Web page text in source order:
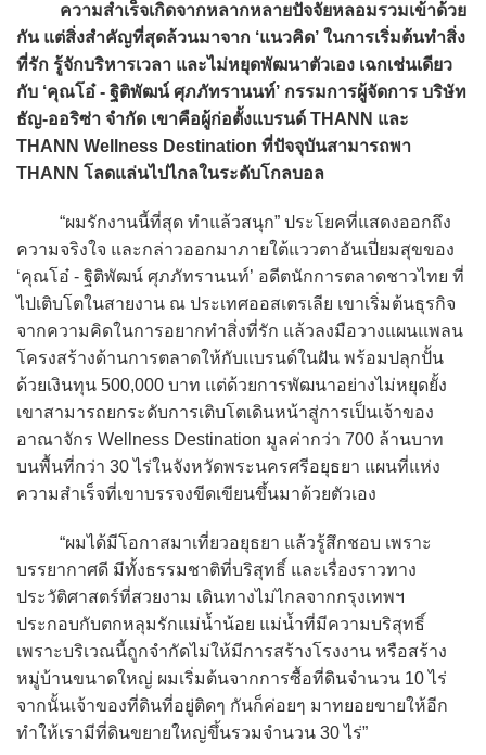
ความสำเร็จเกิดจากหลากหลายปัจจัยหลอมรวมเข้าด้วย
กัน แต่สิ่งสำคัญที่สุดล้วนมาจาก ‘แนวคิด’ ในการเริ่มต้นทำสิ่ง
ที่รัก รู้จักบริหารเวลา และไม่หยุดพัฒนาตัวเอง เฉกเช่นเดียว
กับ ‘คุณโอ๋ - ฐิติพัฒน์ ศุภภัทรานนท์’ กรรมการผู้จัดการ บริษัท
ธัญ-ออริซ่า จำกัด เขาคือผู้ก่อตั้งแบรนด์ THANN และ
THANN Wellness Destination ที่ปัจจุบันสามารถพา
THANN โลดแล่นไปไกลในระดับโกลบอล
“ผมรักงานนี้ที่สุด ทำแล้วสนุก” ประโยคที่แสดงออกถึง
ความจริงใจ และกล่าวออกมาภายใต้แววตาอันเปี่ยมสุขของ
‘คุณโอ๋ - ฐิติพัฒน์ ศุภภัทรานนท์’ อดีตนักการตลาดชาวไทย ที่
ไปเติบโตในสายงาน ณ ประเทศออสเตรเลีย เขาเริ่มต้นธุรกิจ
จากความคิดในการอยากทำสิ่งที่รัก แล้วลงมือวางแผนแพลน
โครงสร้างด้านการตลาดให้กับแบรนด์ในฝัน พร้อมปลุกปั้น
ด้วยเงินทุน 500,000 บาท แต่ด้วยการพัฒนาอย่างไม่หยุดยั้ง
เขาสามารถยกระดับการเติบโตเดินหน้าสู่การเป็นเจ้าของ
อาณาจักร Wellness Destination มูลค่ากว่า 700 ล้านบาท
บนพื้นที่กว่า 30 ไร่ในจังหวัดพระนครศรีอยุธยา แผนที่แห่ง
ความสำเร็จที่เขาบรรจงขีดเขียนขึ้นมาด้วยตัวเอง
“ผมได้มีโอกาสมาเที่ยวอยุธยา แล้วรู้สึกชอบ เพราะ
บรรยากาศดี มีทั้งธรรมชาติที่บริสุทธิ์ และเรื่องราวทาง
ประวัติศาสตร์ที่สวยงาม เดินทางไม่ไกลจากกรุงเทพฯ
ประกอบกับตกหลุมรักแม่น้ำน้อย แม่น้ำที่มีความบริสุทธิ์
เพราะบริเวณนี้ถูกจำกัดไม่ให้มีการสร้างโรงงาน หรือสร้าง
หมู่บ้านขนาดใหญ่ ผมเริ่มต้นจากการซื้อที่ดินจำนวน 10 ไร่
จากนั้นเจ้าของที่ดินที่อยู่ติดๆ กันก็ค่อยๆ มาทยอยขายให้อีก
ทำให้เรามีที่ดินขยายใหญ่ขึ้นรวมจำนวน 30 ไร่”